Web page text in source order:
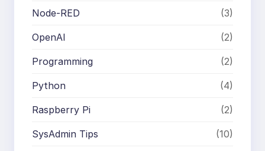
Node-RED (3)
OpenAI (2)
Programming (2)
Python (4)
Raspberry Pi (2)
SysAdmin Tips (10)